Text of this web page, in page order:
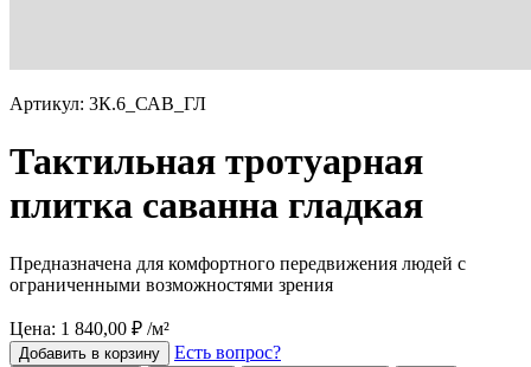
Артикул: 3К.6_САВ_ГЛ
Тактильная тротуарная
плитка саванна гладкая
Предназначена для комфортного передвижения людей с
ограниченными возможностями зрения
Цена: 1 840,00 ₽ /м²
Добавить в корзину Есть вопрос?